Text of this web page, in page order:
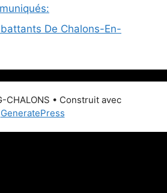
De Chalons-En-
CHALONS • Construit avec
GeneratePress